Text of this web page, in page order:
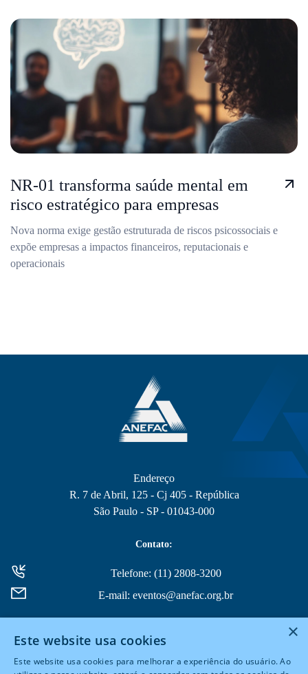
NR-01 transforma saúde mental em
risco estratégico para empresas
Nova norma exige gestão estruturada de riscos psicossociais e
expõe empresas a impactos financeiros, reputacionais e
operacionais
Endereço
R. 7 de Abril, 125 - Cj 405 - República
São Paulo - SP - 01043-000
Contato:
Telefone: (11) 2808-3200
E-mail: eventos@anefac.org.br
×
Este website usa cookies
Este website usa cookies para melhorar a experiência do usuário. Ao